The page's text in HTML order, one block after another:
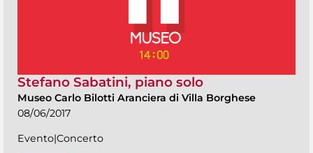
Stefano Sabatini, piano solo
Museo Carlo Bilotti Aranciera di Villa Borghese
08/06/2017
Evento|Concerto